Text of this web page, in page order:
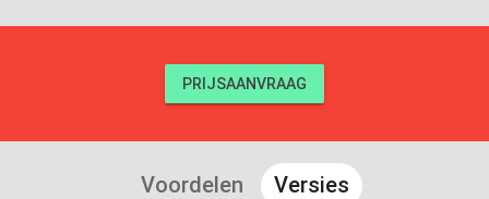
PRIJSAANVRAAG
Voordelen
Versies